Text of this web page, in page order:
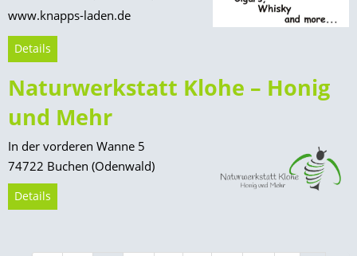
www.knapps-laden.de
Details
Naturwerkstatt Klohe – Honig
und Mehr
In der vorderen Wanne 5
74722 Buchen (Odenwald)
Details